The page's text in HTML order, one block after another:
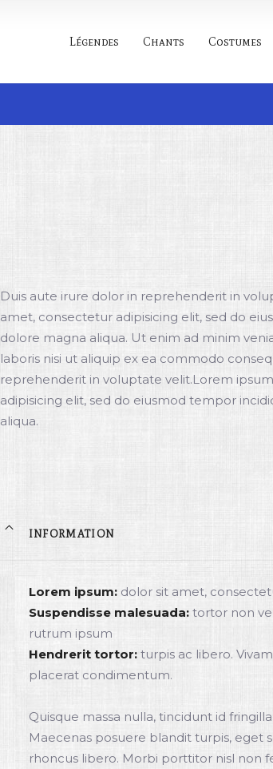
Légendes Chants Costumes
Duis aute irure dolor in reprehenderit in
amet, consectetur adipisicing elit, sed do
dolore magna aliqua. Ut enim ad minim
laboris nisi ut aliquip ex ea commodo
reprehenderit in voluptate velit.Lorem
adipisicing elit, sed do eiusmod tempor
aliqua.
INFORMATION
Lorem ipsum:dolor sit amet,
Suspendisse malesuada:tortor non
rutrum ipsum
Hendrerit tortor:turpis ac libero.
placerat condimentum.
Quisque massa nulla, tincidunt id
Maecenas posuere blandit turpis, eget
rhoncus libero. Morbi porttitor nisl non